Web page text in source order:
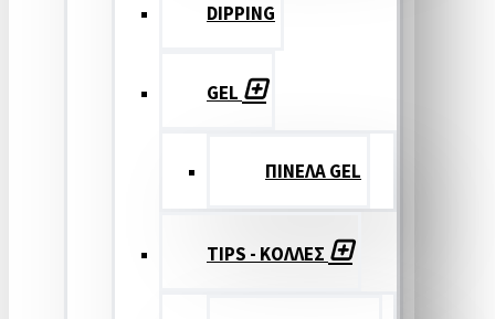
DIPPING
GEL
ΠΙΝΕΛΑ GEL
TIPS - ΚΟΛΛΕΣ